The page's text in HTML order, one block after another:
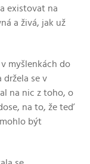
existovat na
a živá, jak už
myšlenkách do
držela se v
na nic z toho, o
na to, že teď
být